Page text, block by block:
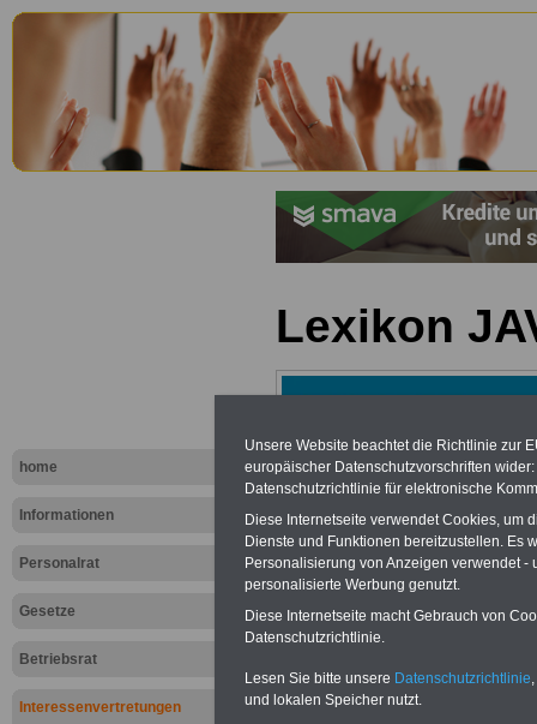
home
Informationen
Personalrat
Gesetze
Betriebsrat
Interessenvertretungen
Lexikon
Unsere Website beachtet die Richtlinie zur
europäischer Datenschutzvorschriften
Datenschutzrichtlinie für elektronische
Diese Internetseite verwendet Cookies, um
Dienste und Funktionen bereitzustellen. Es
Personalisierung von Anzeigen verwendet
personalisierte Werbung genutzt.
Diese Internetseite macht Gebrauch von
Datenschutzrichtlinie.
Lesen Sie bitte unsere Datenschutzrichtlinie
und lokalen Speicher nutzt.